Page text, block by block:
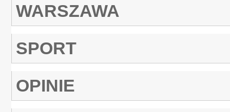
WARSZAWA
SPORT
OPINIE